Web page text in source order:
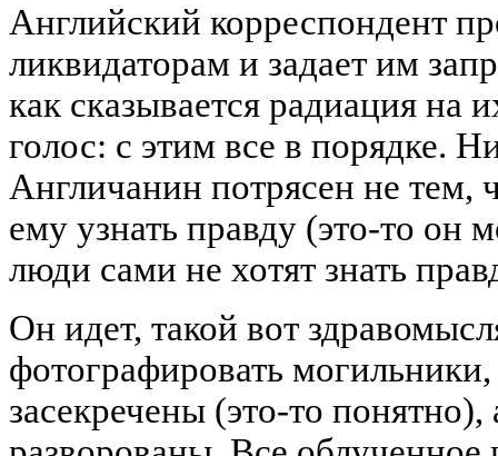
Английский корреспондент
ликвидаторам и задает им
как сказывается радиация на
голос: с этим все в порядке.
Англичанин потрясен не тем,
ему узнать правду (это-то он
люди сами не хотят знать
Он идет, такой вот
фотографировать
засекречены (это-то понятно),